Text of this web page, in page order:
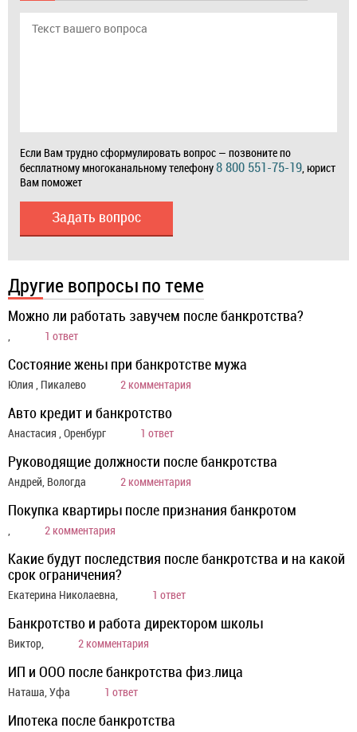
Если Вам трудно сформулировать вопрос — позвоните по
бесплатному многоканальному телефону8 800 551-75-19, юрист
Вам поможет
Задать вопрос
Другие вопросы по теме
Можно ли работать завучем после банкротства?
, 1 ответ
Состояние жены при банкротстве мужа
Юлия , Пикалево 2 комментария
Авто кредит и банкротство
Анастасия , Оренбург 1 ответ
Руководящие должности после банкротства
Андрей, Вологда 2 комментария
Покупка квартиры после признания банкротом
, 2 комментария
Какие будут последствия после банкротства и на какой
срок ограничения?
Екатерина Николаевна, 1 ответ
Банкротство и работа директором школы
Виктор, 2 комментария
ИП и ООО после банкротства физ.лица
Наташа, Уфа 1 ответ
Ипотека после банкротства